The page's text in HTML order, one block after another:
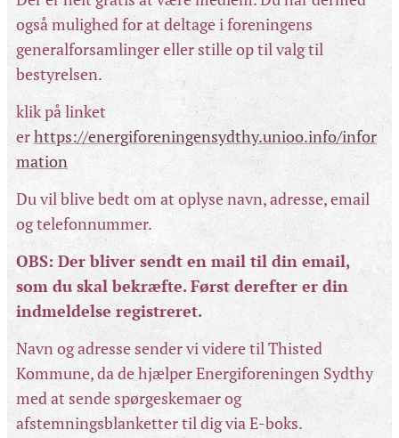
også mulighed for at deltage i foreningens
generalforsamlinger eller stille op til valg til
bestyrelsen.
klik på linket
erhttps://energiforeningensydthy.unioo.info/infor
mation
Du vil blive bedt om at oplyse navn, adresse, email
og telefonnummer.
OBS: Der bliver sendt en mail til din email,
som du skal bekræfte. Først derefter er din
indmeldelse registreret.
Navn og adresse sender vi videre til Thisted
Kommune, da de hjælper Energiforeningen Sydthy
med at sende spørgeskemaer og
afstemningsblanketter til dig via E-boks.